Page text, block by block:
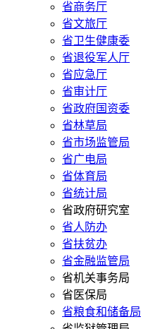
省商务厅
省文旅厅
省卫生健康委
省退役军人厅
省应急厅
省审计厅
省政府国资委
省林草局
省市场监管局
省广电局
省体育局
省统计局
省政府研究室
省人防办
省扶贫办
省金融监管局
省机关事务局
省医保局
省粮食和储备局